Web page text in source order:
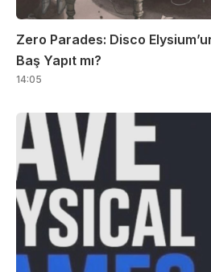
Zero Parades: Disco
Baş Yapıt mı?
14:05